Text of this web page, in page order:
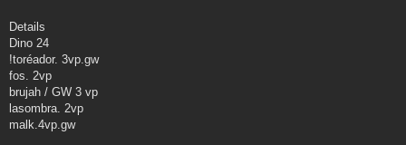
Details
Dino 24
!toréador. 3vp.gw
fos. 2vp
brujah / GW 3 vp
lasombra. 2vp
malk.4vp.gw